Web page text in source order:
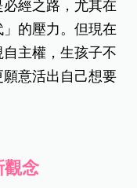
經之路，尤其在
的壓力。但現在
主權，生孩子不
意活出自己想要
觀念